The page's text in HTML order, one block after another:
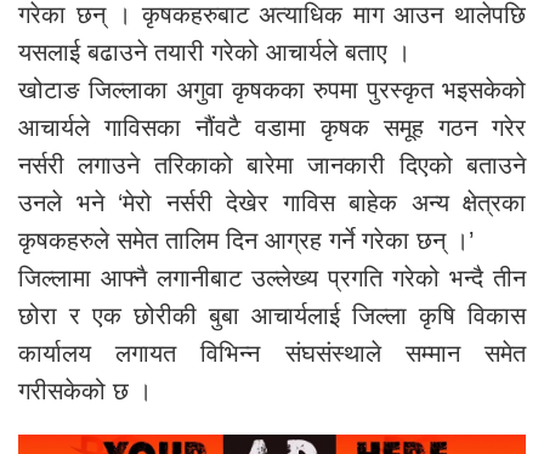
गरेका छन् । कृषकहरुबाट अत्याधिक माग आउन थालेपछि
यसलाई बढाउने तयारी गरेको आचार्यले बताए ।
खोटाङ जिल्लाका अगुवा कृषकका रुपमा पुरस्कृत भइसकेको
आचार्यले गाविसका नौंवटै वडामा कृषक समूह गठन गरेर
नर्सरी लगाउने तरिकाको बारेमा जानकारी दिएको बताउने
उनले भने ‘मेरो नर्सरी देखेर गाविस बाहेक अन्य क्षेत्रका
कृषकहरुले समेत तालिम दिन आग्रह गर्ने गरेका छन् ।’
जिल्लामा आफ्नै लगानीबाट उल्लेख्य प्रगति गरेको भन्दै तीन
छोरा र एक छोरीकी बुबा आचार्यलाई जिल्ला कृषि विकास
कार्यालय लगायत विभिन्न संघसंस्थाले सम्मान समेत
गरीसकेको छ ।